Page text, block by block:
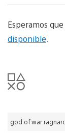
Esperamos
disponible
god of war